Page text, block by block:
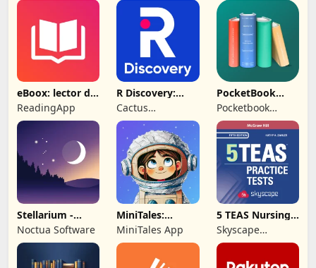
eBoox: lector de
libros epub
ReadingApp
R Discovery:
Academic
Research
Cactus
Communications
Pvt. Ltd.
PocketBook
libro
Pocketbook
International SA
Stellarium -
Mapa de
Estrellas
Noctua Software
MiniTales:
Cuentos para
peques
MiniTales App
5 TEAS Nursing
School Entrance
Skyscape
Medpresso Inc